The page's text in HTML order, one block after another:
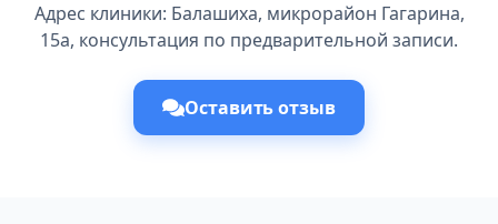
Адрес клиники: Балашиха, микрорайон Гагарина,
15а, консультация по предварительной записи.
Оставить отзыв